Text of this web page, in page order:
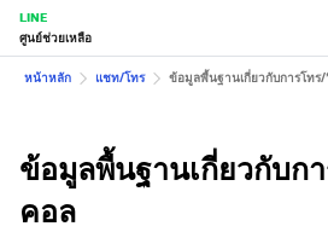
LINE
ศูนย์ช่วยเหลือ
หน้าหลัก แชท/โทร ข้อมูลพื้นฐานเกี่ยวกับการโทร
ข้อมูลพื้นฐานเกี่ยวกับก
คอล